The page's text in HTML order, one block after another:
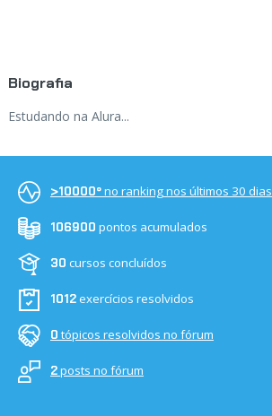
Biografia
Estudando na Alura...
>10000ºno ranking nos últimos 30 dias
106900 pontos acumulados
30 cursos concluídos
1012exercícios resolvidos
0 tópicos resolvidos no fórum
2posts no fórum